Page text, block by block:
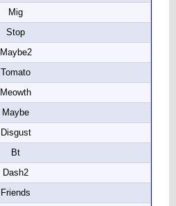
Mig
Stop
Maybe2
Tomato
Meowth
Maybe
Disgust
Bt
Dash2
Friends